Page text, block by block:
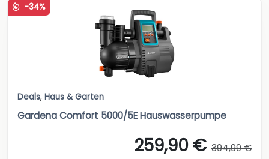
-34%
Deals, Haus & Garten
Gardena Comfort 5000/5E Hauswasserpumpe
259,90 € 394,99 €